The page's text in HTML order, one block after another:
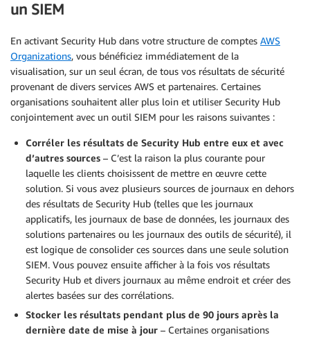
un SIEM
En activant Security Hub dans votre structure de comptes AWS
Organizations, vous bénéficiez immédiatement de la
visualisation, sur un seul écran, de tous vos résultats de sécurité
provenant de divers services AWS et partenaires. Certaines
organisations souhaitent aller plus loin et utiliser Security Hub
conjointement avec un outil SIEM pour les raisons suivantes :
Corréler les résultats de Security Hub entre eux et avec
d’autres sources – C’est la raison la plus courante pour
laquelle les clients choisissent de mettre en œuvre cette
solution. Si vous avez plusieurs sources de journaux en dehors
des résultats de Security Hub (telles que les journaux
applicatifs, les journaux de base de données, les journaux des
solutions partenaires ou les journaux des outils de sécurité), il
est logique de consolider ces sources dans une seule solution
SIEM. Vous pouvez ensuite afficher à la fois vos résultats
Security Hub et divers journaux au même endroit et créer des
alertes basées sur des corrélations.
Stocker les résultats pendant plus de 90 jours après la
dernière date de mise à jour – Certaines organisations